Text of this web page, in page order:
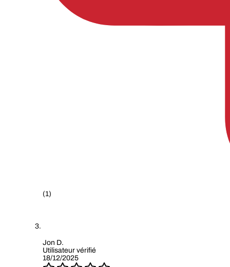
(1)
Jon D.
Utilisateur vérifié
18/12/2025